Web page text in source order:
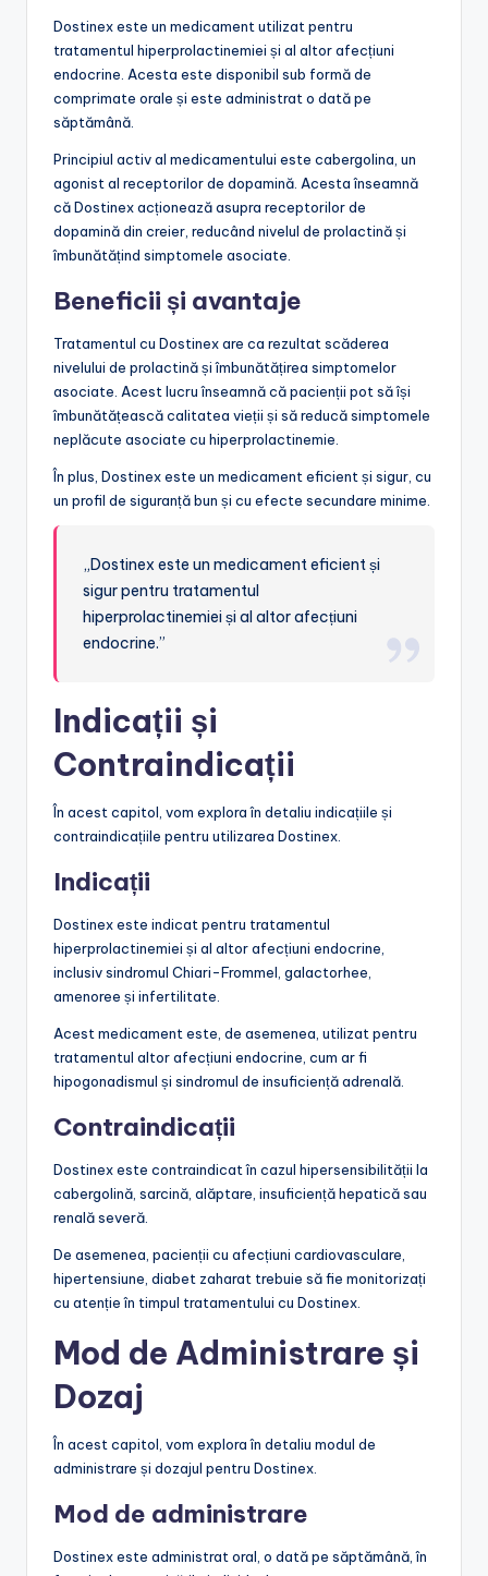
Dostinex este un medicament utilizat pentru
tratamentul hiperprolactinemiei și al altor afecțiuni
endocrine. Acesta este disponibil sub formă de
comprimate orale și este administrat o dată pe
săptămână.
Principiul activ al medicamentului este cabergolina, un
agonist al receptorilor de dopamină. Acesta înseamnă
că Dostinex acționează asupra receptorilor de
dopamină din creier, reducând nivelul de prolactină și
îmbunătățind simptomele asociate.
Beneficii și avantaje
Tratamentul cu Dostinex are ca rezultat scăderea
nivelului de prolactină și îmbunătățirea simptomelor
asociate. Acest lucru înseamnă că pacienții pot să își
îmbunătățească calitatea vieții și să reducă simptomele
neplăcute asociate cu hiperprolactinemie.
În plus, Dostinex este un medicament eficient și sigur, cu
un profil de siguranță bun și cu efecte secundare minime.
„Dostinex este un medicament eficient și
sigur pentru tratamentul
hiperprolactinemiei și al altor afecțiuni
endocrine.”
Indicații și
Contraindicații
În acest capitol, vom explora în detaliu indicațiile și
contraindicațiile pentru utilizarea Dostinex.
Indicații
Dostinex este indicat pentru tratamentul
hiperprolactinemiei și al altor afecțiuni endocrine,
inclusiv sindromul Chiari-Frommel, galactorhee,
amenoree și infertilitate.
Acest medicament este, de asemenea, utilizat pentru
tratamentul altor afecțiuni endocrine, cum ar fi
hipogonadismul și sindromul de insuficiență adrenală.
Contraindicații
Dostinex este contraindicat în cazul hipersensibilității la
cabergolină, sarcină, alăptare, insuficiență hepatică sau
renală severă.
De asemenea, pacienții cu afecțiuni cardiovasculare,
hipertensiune, diabet zaharat trebuie să fie monitorizați
cu atenție în timpul tratamentului cu Dostinex.
Mod de Administrare și
Dozaj
În acest capitol, vom explora în detaliu modul de
administrare și dozajul pentru Dostinex.
Mod de administrare
Dostinex este administrat oral, o dată pe săptămână, în